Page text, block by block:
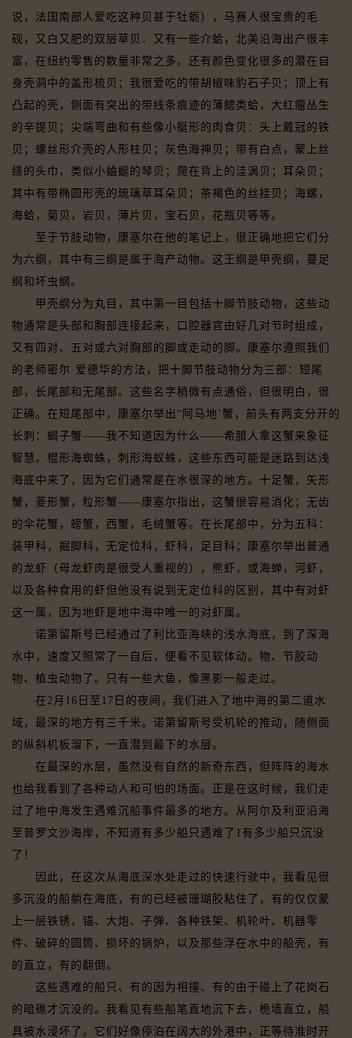
说，法国南部人爱吃这种贝甚于牡蛎），马赛人很宝贵的毛
砚，又白又肥的双层草贝．又有一些介蛤，北美沿海出产很丰
富，在纽约零售的数量非常之多。还有颜色变化很多的潜在自
身壳洞中的盖形梳贝；我很爱吃的带胡椒味豹石子贝；顶上有
凸起的壳，侧面有突出的带线条痕迹的薄鳃类蛤，大红瘤丛生
的辛提贝；尖端弯曲和有些像小艇形的肉食贝：头上戴冠的铁
贝；螺丝形介壳的人形柱贝；灰色海神贝；带有白点，蒙上丝
绦的头巾，类似小蛐蜒的琴贝；爬在背上的洼涡贝；耳朵贝；
其中有带椭圆形壳的琉璃草耳朵贝；茶褐色的丝挂贝；海螺，
海蛤，菊贝，岩贝，薄片贝，宝石贝，花瓶贝等等。
至于节肢动物，康塞尔在他的笔记上，很正确地把它们分
为六纲，其中有三纲是属于海产动物。这王纲是甲壳纲，蔓足
纲和坏虫纲。
甲壳纲分为丸目，其中第一目包括十脚节肢动物，这些动
物通常是头部和胸部连接起来，口腔器官由好几对节时组成，
又有四对、五对或六对胸部的脚或走动的脚。康塞尔遵照我们
的老师密尔·爱德华的方法，把十脚节肢动物分为三部：短尾
部，长尾部和无尾部。这些名字稍微有点通俗，但很明白，很
正确。在短尾部中，康塞尔举出“阿马地’蟹，前头有两支分开的
长刺：蝎子蟹——我不知道因为什么——希腊人拿这蟹来象征
智慧。棍形海蜘蛛，刺形海蚁蛛，这些东西可能是迷路到达浅
海底中来了，因为它们通常是在水很深的地方。十足蟹，矢形
蟹，菱形蟹，粒形蟹——康塞尔指出，这蟹很容易消化；无齿
的伞花蟹，螃蟹，西蟹，毛绒蟹等。在长尾部中，分为五科：
装甲科，掘脚科，无定位科，虾科，足目科；康塞尔举出普通
的龙虾（母龙虾肉是很受人重视的），熊虾，或海蝉，河虾，
以及各种食用的虾但他没有说到无定位科的区别，其中有对虾
这一属，因为地虾是地中海中唯一的对虾属。
诺第留斯号已经通过了利比亚海峡的浅水海底，到了深海
水中，速度又照常了一自后，便看不见软体动。物、节胶动
物、植虫动物了。只有一些大鱼，像黑影一般走过。
在2月16日至17日的夜间，我们进入了地中海的第二道水
域，最深的地方有三千米。诺第留斯号受机轮的推动，随侧面
的纵斜机板溜下，一直潜到最下的水层。
在最深的水层，虽然没有自然的新奇东西，但阵阵的海水
也给我看到了各种动人和可怕的场面。正是在这时候，我们走
过了地中海发生遇难沉船事件最多的地方。从阿尔及利亚沿海
至普罗文沙海岸，不知道有多少船只遇难了1有多少船只沉没
了！
因此，在这次从海底深水处走过的快速行驶中，我看见很
多沉没的船躺在海底，有的已经被珊瑚胶粘住了，有的仅仅蒙
上一层铁锈，锚、大炮、子弹、各种铁架、机轮叶、机器零
件、破碎的圆筒、损坏的锅炉，以及那些浮在水中的船壳，有
的直立，有的翻倒。
这些遇难的船只、有的因为相撞、有的由于碰上了花岗石
的暗礁才沉没的。我看见有些船笔直地沉下去，桅墙直立，船
具被水浸坏了。它们好像停泊在阔大的外港中，正等待准时开